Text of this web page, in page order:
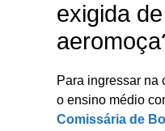
exigida
Para ingressar na
o ensino médio
Comissária de